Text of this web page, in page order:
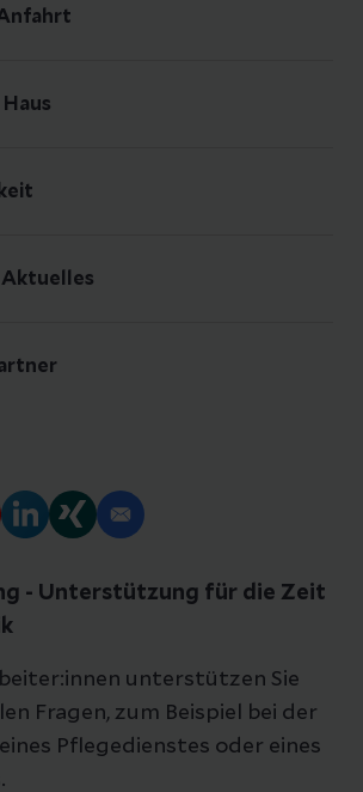
Aktuelles
- Unterstützung für die Zeit
unterstützen Sie
Fragen, zum Beispiel bei der
Pflegedienstes oder eines